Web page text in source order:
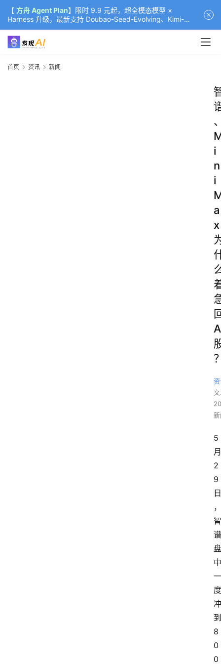
【 方舟 Agent Plan】限时 9.9 元起，超全模态模型 ×
Harness 升级，最新支持 Doubao-Seed-Evolving、Kimi-
K3（部分）、GLM-5.2
首页 资讯 新闻
i
n
i
a
x
A
5
月
2
9
日
，
智
谱
盘
中
一
度
冲
到
8
0
0